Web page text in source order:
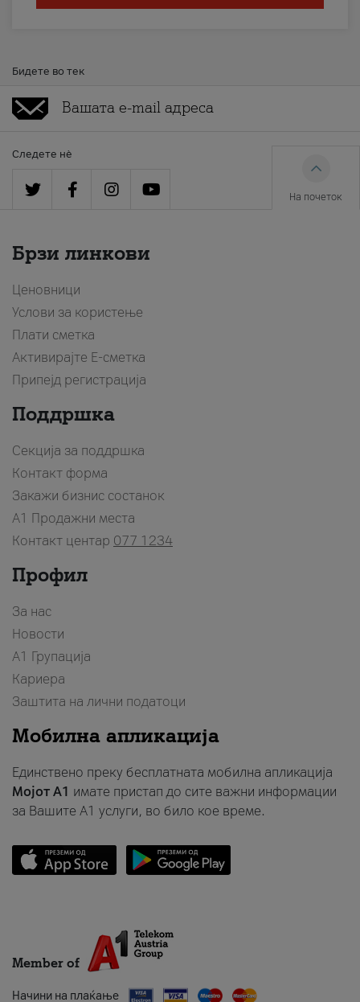
Бидете во тек
Следете нè
На почеток
Брзи линкови
Ценовници
Услови за користење
Плати сметка
Активирајте Е-сметка
Припејд регистрација
Поддршка
Секција за поддршка
Контакт форма
Закажи бизнис состанок
A1 Продажни места
Контакт центар 077 1234
Профил
За нас
Новости
А1 Групација
Кариера
Заштита на лични податоци
Мобилна апликација
Единствено преку бесплатната мобилна апликација
Мојот A1 имате пристап до сите важни информации
за Вашите A1 услуги, во било кое време.
Member of
Начини на плаќање